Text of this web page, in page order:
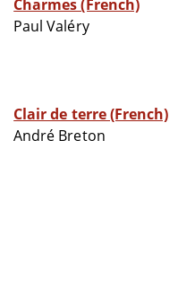
Charmes (French)
Paul Valéry
Clair de terre (French)
André Breton